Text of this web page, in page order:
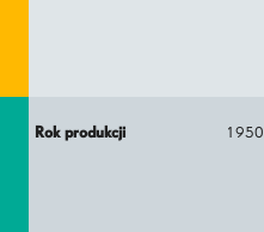
Rok produkcji 1950